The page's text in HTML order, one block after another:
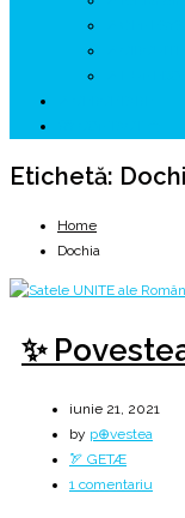
Etichetă:
Home
Dochia
✨
iunie 21, 2021
by p⊕vestea
🏹 GETÆ
1 comentariu